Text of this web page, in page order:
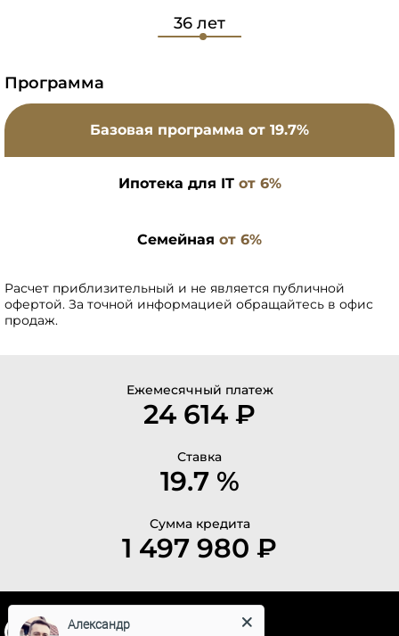
Программа
Базовая программа от 19.7%
Ипотека для IT от 6%
Семейная от 6%
Расчет приблизительный и не является публичной
офертой. За точной информацией обращайтесь в офис
продаж.
Ежемесячный платеж
24 614 ₽
Ставка
19.7 %
Сумма кредита
1 497 980 ₽
Александр